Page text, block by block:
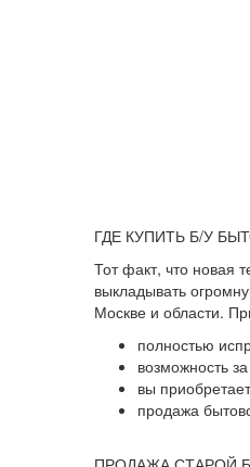
ГДЕ КУПИТЬ Б/У
Тот факт, что новая
выкладывать
Москве и области.
полностью
возможность
вы
продажа